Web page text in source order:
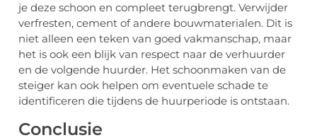
je deze schoon en compleet terugbrengt. Verwijder
verfresten, cement of andere bouwmaterialen. Dit is
niet alleen een teken van goed vakmanschap, maar
het is ook een blijk van respect naar de verhuurder
en de volgende huurder. Het schoonmaken van de
steiger kan ook helpen om eventuele schade te
identificeren die tijdens de huurperiode is ontstaan.
Conclusie